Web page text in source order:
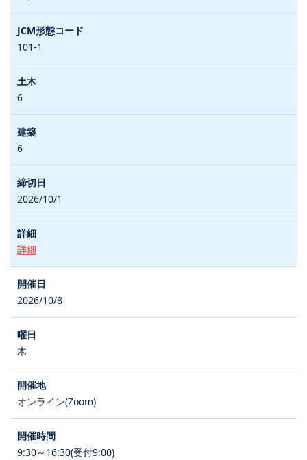
101-1
6
6
2026/10/1
詳細
2026/10/8
木
オンライン(Zoom)
9:30～16:30(受付9:00)